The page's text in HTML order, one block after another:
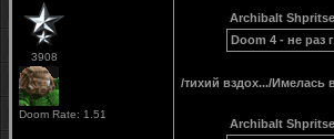
3908
Doom Rate: 1.51
Archibalt
Doom 4 - не раз
/тихий вздох.../Имелась
Archibalt